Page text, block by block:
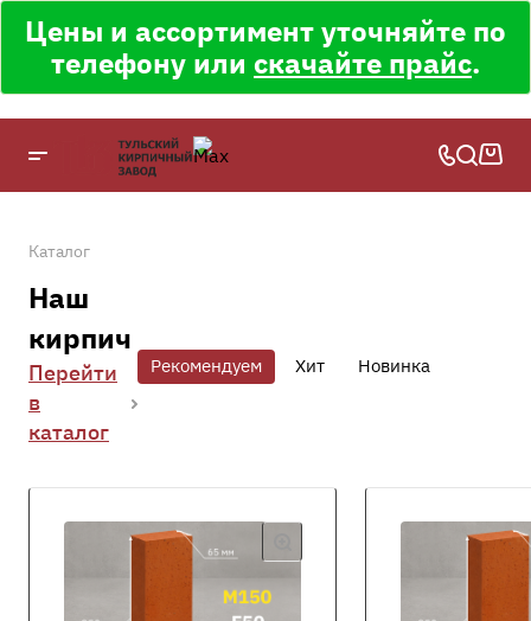
Цены и ассортимент уточняйте по
телефону или скачайте прайс.
Каталог
Наш
кирпич
Перейти
в
каталог
Рекомендуем Хит Новинка